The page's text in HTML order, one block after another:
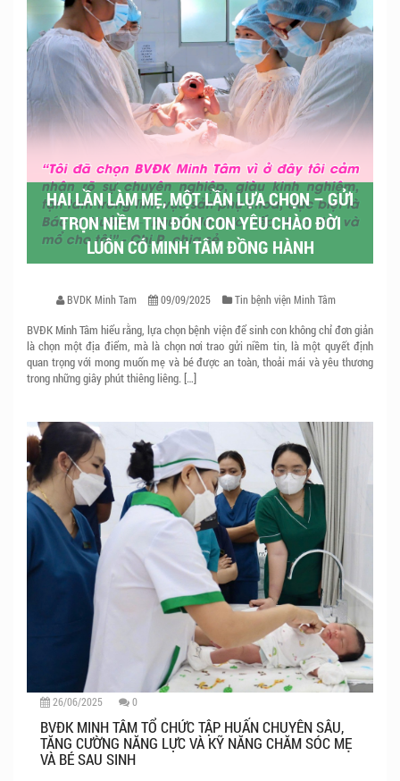
HAI LẦN LÀM MẸ, MỘT LẦN LỰA CHỌN – GỬI
TRỌN NIỀM TIN ĐÓN CON YÊU CHÀO ĐỜI
LUÔN CÓ MINH TÂM ĐỒNG HÀNH
BVDK Minh Tam 09/09/2025 Tin bệnh viện Minh Tâm
BVĐK Minh Tâm hiểu rằng, lựa chọn bệnh viện để sinh con không chỉ đơn giản
là chọn một địa điểm, mà là chọn nơi trao gửi niềm tin, là một quyết định
quan trọng với mong muốn mẹ và bé được an toàn, thoải mái và yêu thương
trong những giây phút thiêng liêng. […]
26/06/2025 0
BVĐK MINH TÂM TỔ CHỨC TẬP HUẤN CHUYÊN SÂU,
TĂNG CƯỜNG NĂNG LỰC VÀ KỸ NĂNG CHĂM SÓC MẸ
VÀ BÉ SAU SINH